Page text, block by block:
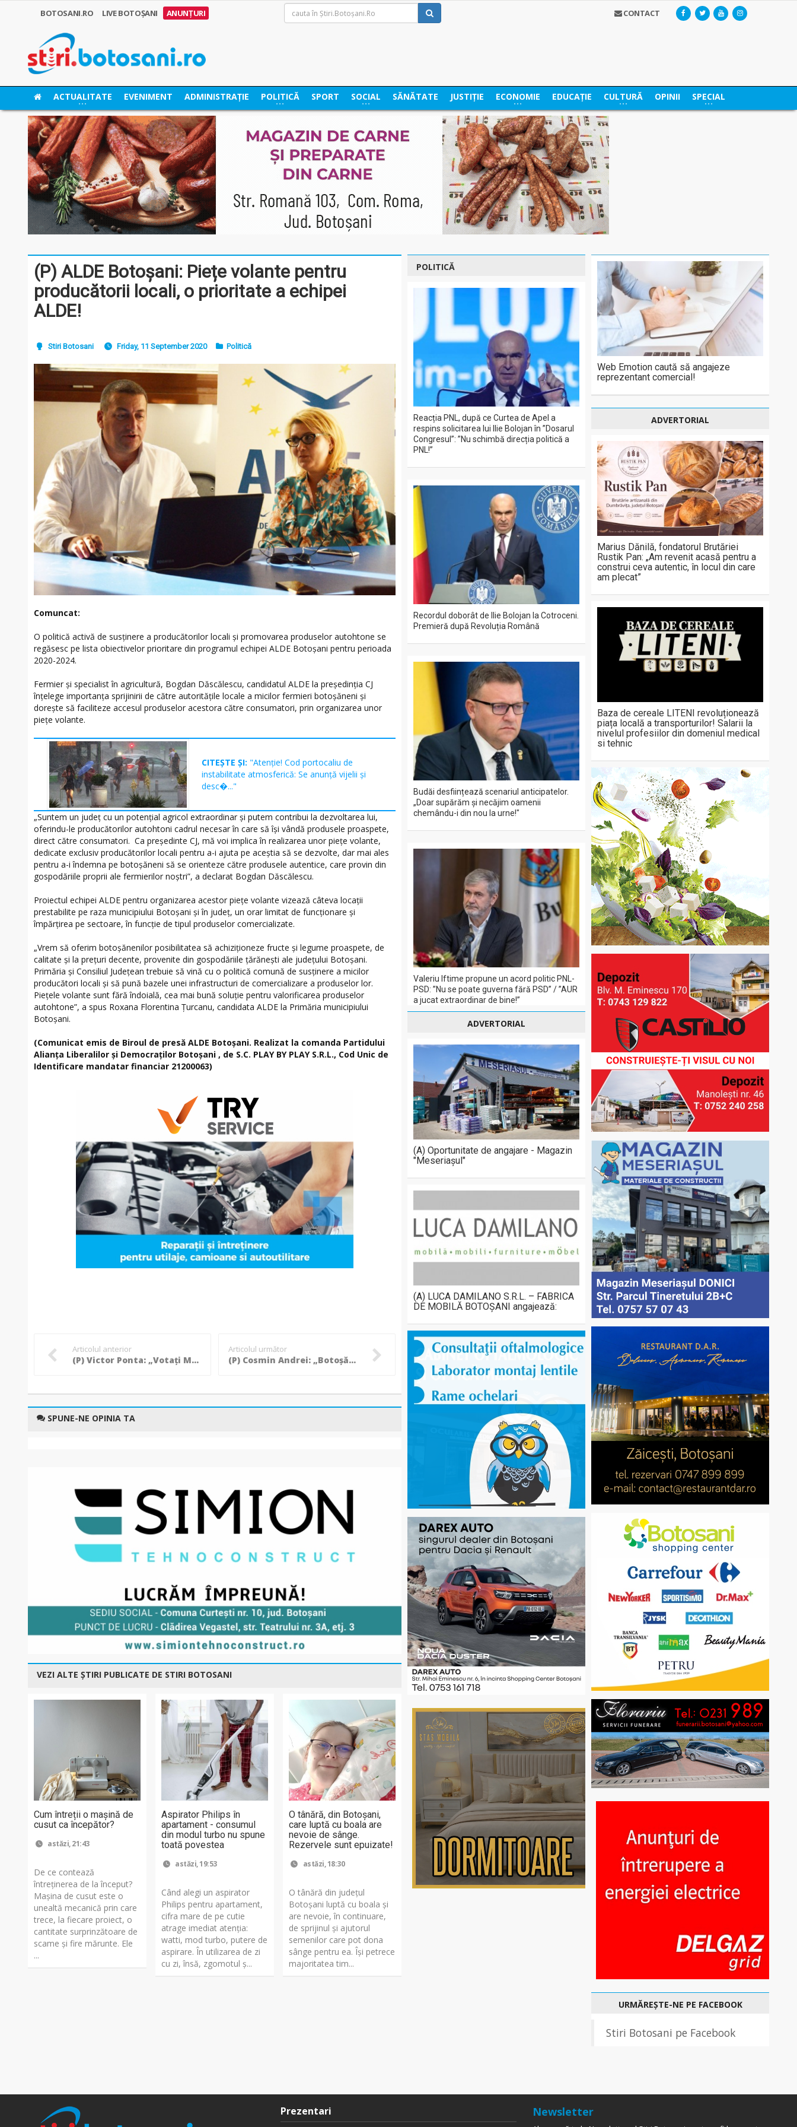
BOTOSANI.RO LIVE BOTOȘANI ANUNȚURI CONTACT
ACTUALITATE EVENIMENT ADMINISTRAȚIE POLITICĂ SPORT SOCIAL SĂNĂTATE JUSTIȚIE ECONOMIE EDUCAȚIE CULTURĂ OPINII SPECIAL
(P) ALDE Botoșani: Piețe volante pentru
producătorii locali, o prioritate a echipei
ALDE!
Stiri Botosani Friday, 11 September 2020 Politică
Comuncat:
O politică activă de susținere a producătorilor locali și promovarea produselor autohtone se
regăsesc pe lista obiectivelor prioritare din programul echipei ALDE Botoșani pentru perioada
2020-2024.
Fermier și specialist în agricultură, Bogdan Dăscălescu, candidatul ALDE la președinția CJ
înțelege importanța sprijinirii de către autoritățile locale a micilor fermieri botoșăneni și
dorește să faciliteze accesul produselor acestora către consumatori, prin organizarea unor
piețe volante.
CITEȘTE ȘI: "Atenție! Cod portocaliu de
instabilitate atmosferică: Se anunță vijelii și
desc�..."
„Suntem un județ cu un potențial agricol extraordinar și putem contribui la dezvoltarea lui,
oferindu-le producătorilor autohtoni cadrul necesar în care să își vândă produsele proaspete,
direct către consumatori. Ca președinte CJ, mă voi implica în realizarea unor piețe volante,
dedicate exclusiv producătorilor locali pentru a-i ajuta pe aceștia să se dezvolte, dar mai ales
pentru a-i îndemna pe botoșăneni să se orienteze către produsele autentice, care provin din
gospodăriile proprii ale fermierilor noștri”, a declarat Bogdan Dăscălescu.
Proiectul echipei ALDE pentru organizarea acestor piețe volante vizează câteva locații
prestabilite pe raza municipiului Botoșani și în județ, un orar limitat de funcționare și
împărțirea pe sectoare, în funcție de tipul produselor comercializate.
„Vrem să oferim botoșănenilor posibilitatea să achiziționeze fructe și legume proaspete, de
calitate și la prețuri decente, provenite din gospodăriile țărănești ale județului Botoșani.
Primăria și Consiliul Județean trebuie să vină cu o politică comună de susținere a micilor
producători locali și să pună bazele unei infrastructuri de comercializare a produselor lor.
Piețele volante sunt fără îndoială, cea mai bună soluție pentru valorificarea produselor
autohtone”, a spus Roxana Florentina Țurcanu, candidata ALDE la Primăria municipiului
Botoșani.
(Comunicat emis de Biroul de presă ALDE Botoșani. Realizat la comanda Partidului
Alianța Liberalilor și Democraților Botoșani , de S.C. PLAY BY PLAY S.R.L., Cod Unic de
Identificare mandatar financiar 21200063)
Articolul anterior
(P) Victor Ponta: „Votați Mihaela Huncă pentru președinția Consiliului Județean și Constantin Liviu Toma pentru primărie și Botoșaniul va avea o față nouă!”
Articolul următor
(P) Cosmin Andrei: „Botoșănenii merită condiții de sănătate la stat ca la privat!”
SPUNE-NE OPINIA TA
VEZI ALTE ȘTIRI PUBLICATE DE STIRI BOTOSANI
Cum întreții o mașină de
cusut ca începător?
astăzi, 21:43
De ce contează
întreținerea de la început?
Mașina de cusut este o
unealtă mecanică prin care
trece, la fiecare proiect, o
cantitate surprinzătoare de
scame și fire mărunte. Ele
...
Aspirator Philips în
apartament - consumul
din modul turbo nu spune
toată povestea
astăzi, 19:53
Când alegi un aspirator
Philips pentru apartament,
cifra mare de pe cutie
atrage imediat atenția:
watti, mod turbo, putere de
aspirare. În utilizarea de zi
cu zi, însă, zgomotul ș...
O tânără, din Botoșani,
care luptă cu boala are
nevoie de sânge.
Rezervele sunt epuizate!
astăzi, 18:30
O tânără din județul
Botoșani luptă cu boala și
are nevoie, în continuare,
de sprijinul și ajutorul
semenilor care pot dona
sânge pentru ea. Își petrece
majoritatea tim...
POLITICĂ
Reacția PNL, după ce Curtea de Apel a
respins solicitarea lui Ilie Bolojan în ”Dosarul
Congresul”: ”Nu schimbă direcția politică a
PNL!”
Recordul doborât de Ilie Bolojan la Cotroceni.
Premieră după Revoluția Română
Budăi desființează scenariul anticipatelor.
„Doar supărăm și necăjim oamenii
chemându-i din nou la urne!"
Valeriu Iftime propune un acord politic PNL-
PSD: ”Nu se poate guverna fără PSD” / ”AUR
a jucat extraordinar de bine!”
ADVERTORIAL
(A) Oportunitate de angajare - Magazin
"Meseriașul"
(A) LUCA DAMILANO S.R.L. – FABRICA
DE MOBILĂ BOTOȘANI angajează:
Web Emotion caută să angajeze
reprezentant comercial!
ADVERTORIAL
Marius Dănilă, fondatorul Brutăriei
Rustik Pan: „Am revenit acasă pentru a
construi ceva autentic, în locul din care
am plecat”
Baza de cereale LITENI revoluționează
piața locală a transporturilor! Salarii la
nivelul profesiilor din domeniul medical
si tehnic
URMĂREȘTE-NE PE FACEBOOK
Stiri Botosani pe Facebook
Prezentari Newsletter